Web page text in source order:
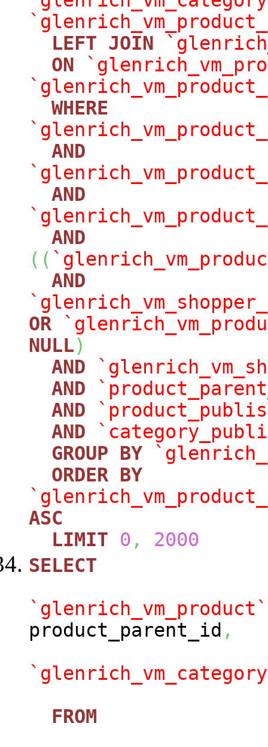
LEFT JOIN
ON
WHERE
AND
AND
AND
( (
AND
OR
NULL)
AND
AND
AND
AND
GROUP
BY
ORDER BY
ASC
LIMIT
0 ,
2000
SELECT
`glenrich_vm_product`
product_parent_id ,
FROM